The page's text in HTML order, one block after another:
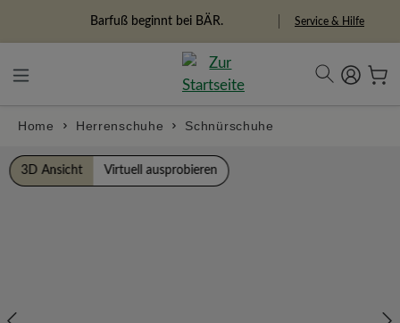
Freiheitspioniere Service & Hilfe
Home Herrenschuhe Schnürschuhe
Bildergalerie überspringen
3D Ansicht Virtuell ausprobieren